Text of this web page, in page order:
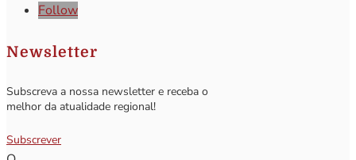
Follow
Newsletter
Subscreva a nossa newsletter e receba o
melhor da atualidade regional!
Subscrever